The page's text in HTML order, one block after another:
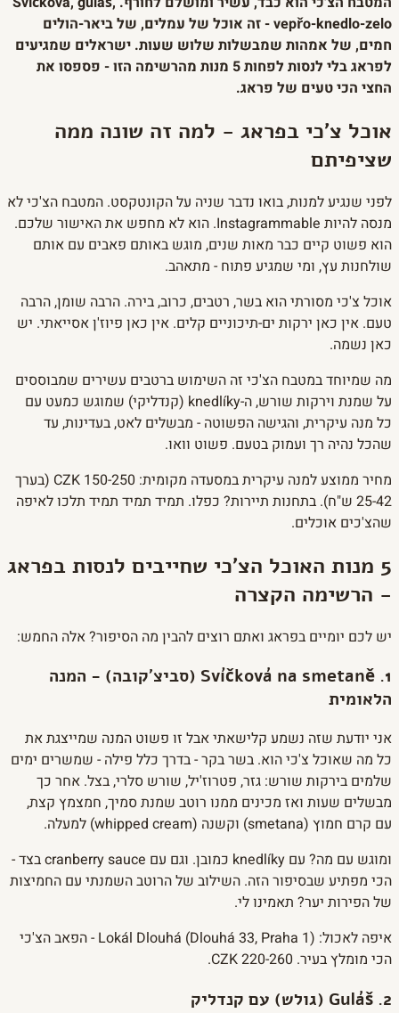
vepřo-knedlo-zelo - זה אוכל של עמלים, של ביאר-הולים
חמים, של אמהות שמבשלות שלוש שעות. ישראלים שמגיעים
לפראג בלי לנסות לפחות 5 מנות מהרשימה הזו - פספסו את
החצי הכי טעים של פראג.
אוכל צ'כי בפראג - למה זה שונה ממה
שציפיתם
לפני שנגיע למנות, בואו נדבר שניה על הקונטקסט. המטבח הצ'כי לא
מנסה להיות Instagrammable. הוא לא מחפש את האישור שלכם.
הוא פשוט קיים כבר מאות שנים, מוגש באותם פאבים עם אותם
שולחנות עץ, ומי שמגיע פתוח - מתאהב.
אוכל צ'כי מסורתי הוא בשר, רטבים, כרוב, בירה. הרבה שומן, הרבה
טעם. אין כאן ירקות ים-תיכוניים קלים. אין כאן פיוז'ן אסייאתי. יש
כאן נשמה.
מה שמיוחד במטבח הצ'כי זה השימוש ברטבים עשירים שמבוססים
על שמנת וירקות שורש, ה-knedlíky (קנדליקי) שמוגש כמעט עם
כל מנה עיקרית, והגישה הפשוטה - מבשלים לאט, בעדינות, עד
שהכל נהיה רך ועמוק בטעם. פשוט וואו.
מחיר ממוצע למנה עיקרית במסעדה מקומית: 150-250 CZK (בערך
25-42 ש"ח). בתחנות תיירות? כפלו. תמיד תמיד תמיד תלכו לאיפה
שהצ'כים אוכלים.
5 מנות האוכל הצ'כי שחייבים לנסות בפראג
- הרשימה הקצרה
יש לכם יומיים בפראג ואתם רוצים להבין מה הסיפור? אלה החמש:
1. Svíčková na smetaně (סביצ'קובה) - המנה
הלאומית
אני יודעת שזה נשמע קלישאתי אבל זו פשוט המנה שמייצגת את
כל מה שאוכל צ'כי הוא. בשר בקר - בדרך כלל פילה - שמשרים ימים
שלמים בירקות שורש: גזר, פטרוז'יל, שורש סלרי, בצל. אחר כך
מבשלים שעות ואז מכינים ממנו רוטב שמנת סמיך, חמצמץ קצת,
עם קרם חמוץ (smetana) וקשנה (whipped cream) למעלה.
ומוגש עם מה? עם knedlíky כמובן. וגם עם cranberry sauce בצד -
הכי מפתיע שבסיפור הזה. השילוב של הרוטב השמנתי עם החמיצות
של הפירות יער? תאמינו לי.
איפה לאכול: Lokál Dlouhá (Dlouhá 33, Praha 1) - הפאב הצ'כי
הכי מומלץ בעיר. 220-260 CZK.
2. Guláš (גולש) עם קנדליק